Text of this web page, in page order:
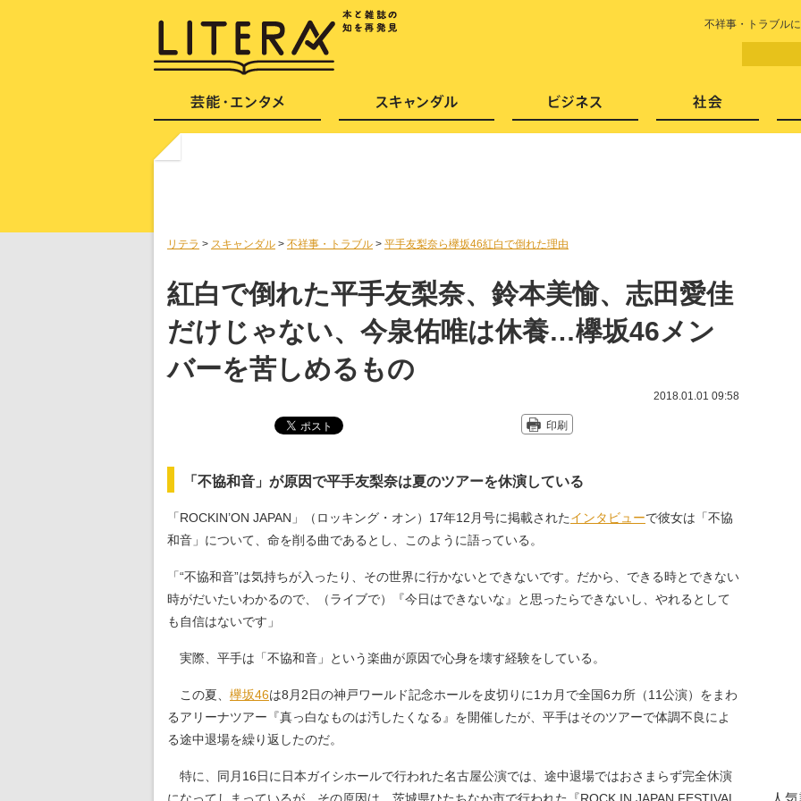
不祥事・トラブル
リテラ > スキャンダル > 不祥事・トラブル > 平手友梨奈ら欅坂46紅白で倒れた理由
紅白で倒れた平手友梨奈、鈴本美愉、志田愛佳
だけじゃない、今泉佑唯は休養…欅坂46メン
バーを苦しめるもの
2018.01.01 09:58
印刷
「不協和音」が原因で平手友梨奈は夏のツアーを休演している
「ROCKIN’ON JAPAN」（ロッキング・オン）17年12月号に掲載されたインタビューで彼女は「不協
和音」について、命を削る曲であるとし、このように語っている。
「“不協和音”は気持ちが入ったり、その世界に行かないとできないです。だから、できる時とできない
時がだいたいわかるので、（ライブで）『今日はできないな』と思ったらできないし、やれるとして
も自信はないです」
実際、平手は「不協和音」という楽曲が原因で心身を壊す経験をしている。
この夏、 欅坂46は8月2日の神戸ワールド記念ホールを皮切りに1カ月で全国6カ所（11公演）をまわ
るアリーナツアー『真っ白なものは汚したくなる』を開催したが、平手はそのツアーで体調不良によ
る途中退場を繰り返したのだ。
特に、同月16日に日本ガイシホールで行われた名古屋公演では、途中退場ではおさまらず完全休演
芸能・エンタメ スキャンダル